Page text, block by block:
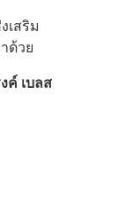
เสริม
ด้วย
ค์ เบลส